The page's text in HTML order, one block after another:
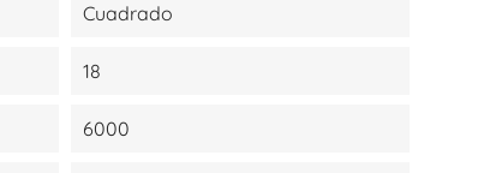
Cuadrado
18
6000